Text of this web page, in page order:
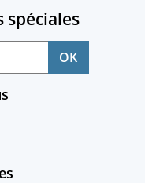
spéciales